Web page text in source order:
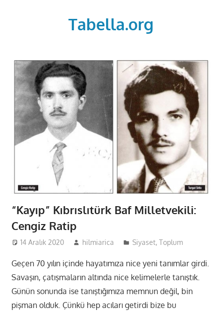
Tabella.org
“Kayıp” Kıbrıslıtürk Baf Milletvekili:
Cengiz Ratip
14 Aralık 2020 hilmiarica Siyaset,Toplum
Geçen 70 yılın içinde hayatımıza nice yeni tanımlar girdi.
Savaşın, çatışmaların altında nice kelimelerle tanıştık.
Günün sonunda ise tanıştığımıza memnun değil, bin
pişman olduk. Çünkü hep acıları getirdi bize bu